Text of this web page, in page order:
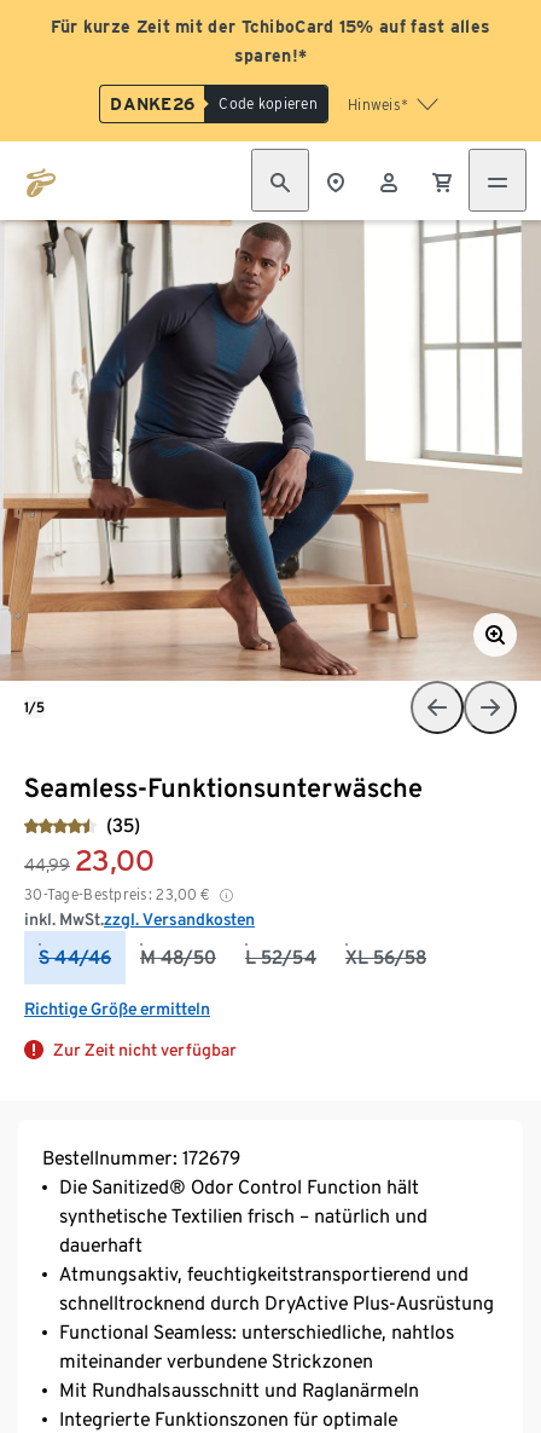
Für kurze Zeit mit der TchiboCard 15% auf fast alles
sparen!*
DANKE26 Code kopieren Hinweis*
Seamless-Funktionsunterwäsche
(35)
44,99 23,00
30-Tage-Bestpreis: 23,00 €
inkl. MwSt.zzgl. Versandkosten
S 44/46 M 48/50 L 52/54 XL 56/58
Richtige Größe ermitteln
Zur Zeit nicht verfügbar
1/5
Bestellnummer: 172679
Die Sanitized® Odor Control Function hält
synthetische Textilien frisch – natürlich und
dauerhaft
Atmungsaktiv, feuchtigkeitstransportierend und
schnelltrocknend durch DryActive Plus-Ausrüstung
Functional Seamless: unterschiedliche, nahtlos
miteinander verbundene Strickzonen
Mit Rundhalsausschnitt und Raglanärmeln
Integrierte Funktionszonen für optimale